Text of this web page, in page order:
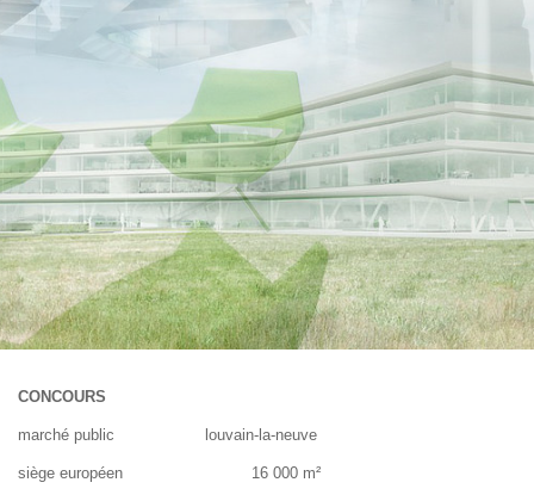
CONCOURS
marché public louvain-la-neuve
siège européen 16 000 m²